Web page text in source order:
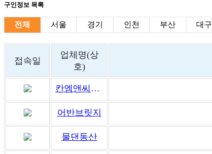
구인정보 목록
전체 서울 경기 인천 부산 대구
접속일
업체명(상
호)
칸엠앤씨부동산중개
어반브릿지
물댄동산